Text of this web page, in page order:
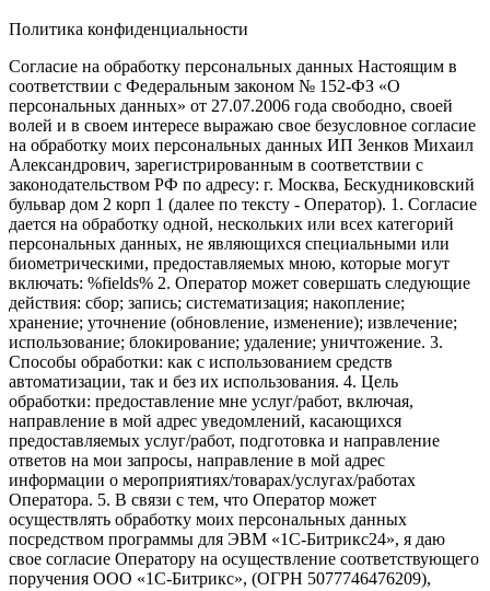
Политика конфиденциальности
Согласие на обработку персональных данных Настоящим в
соответствии с Федеральным законом № 152-ФЗ «О
персональных данных» от 27.07.2006 года свободно, своей
волей и в своем интересе выражаю свое безусловное согласие
на обработку моих персональных данных ИП Зенков Михаил
Александрович, зарегистрированным в соответствии с
законодательством РФ по адресу: г. Москва, Бескудниковский
бульвар дом 2 корп 1 (далее по тексту - Оператор). 1. Согласие
дается на обработку одной, нескольких или всех категорий
персональных данных, не являющихся специальными или
биометрическими, предоставляемых мною, которые могут
включать: %fields% 2. Оператор может совершать следующие
действия: сбор; запись; систематизация; накопление;
хранение; уточнение (обновление, изменение); извлечение;
использование; блокирование; удаление; уничтожение. 3.
Способы обработки: как с использованием средств
автоматизации, так и без их использования. 4. Цель
обработки: предоставление мне услуг/работ, включая,
направление в мой адрес уведомлений, касающихся
предоставляемых услуг/работ, подготовка и направление
ответов на мои запросы, направление в мой адрес
информации о мероприятиях/товарах/услугах/работах
Оператора. 5. В связи с тем, что Оператор может
осуществлять обработку моих персональных данных
посредством программы для ЭВМ «1С-Битрикс24», я даю
свое согласие Оператору на осуществление соответствующего
поручения ООО «1С-Битрикс», (ОГРН 5077746476209),